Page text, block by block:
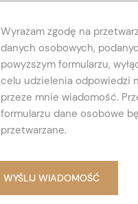
Wyrażam zgodę na
danych osobowych,
powyższym formularzu,
celu udzielenia odpowiedzi
przeze mnie wiadomość.
formularzu dane osobowe
przetwarzane.